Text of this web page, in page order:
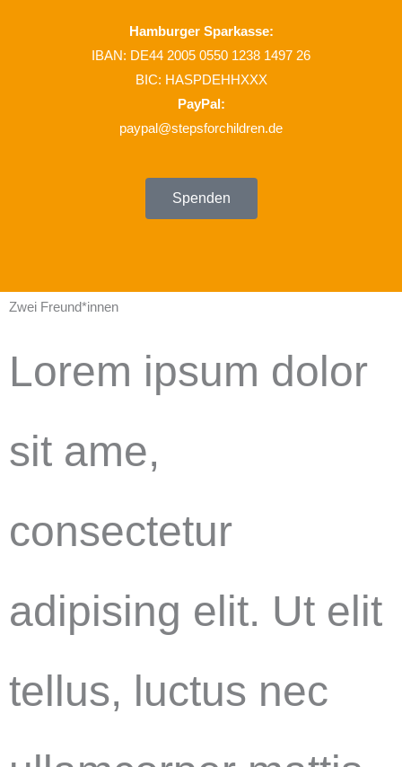
Hamburger Sparkasse:
IBAN: DE44 2005 0550 1238 1497 26
BIC: HASPDEHHXXX
PayPal:
paypal@stepsforchildren.de
Spenden
Zwei Freund*innen
Lorem ipsum dolor
sit ame,
consectetur
adipising elit. Ut elit
tellus, luctus nec